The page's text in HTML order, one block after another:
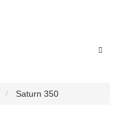
Saturn 350